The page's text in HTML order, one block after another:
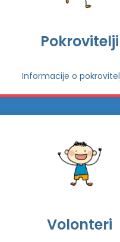
Pokrovitelji
Informacije o
Volonteri